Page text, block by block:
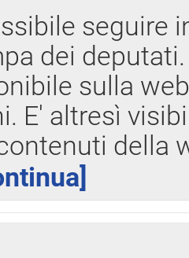
seguire
dei
sulla
E' altresì
della